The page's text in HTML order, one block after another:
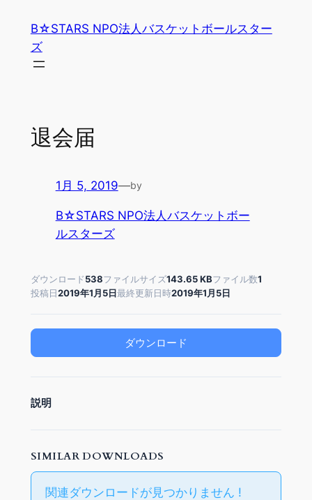
B☆STARS NPO法人バスケットボールスター
ズ
退会届
1月 5, 2019—by
B☆STARS NPO法人バスケットボー
ルスターズ
ダウンロード538ファイルサイズ143.65 KBファイル数1
投稿日2019年1月5日最終更新日時2019年1月5日
ダウンロード
説明
SIMILAR DOWNLOADS
関連ダウンロードが見つかりません !